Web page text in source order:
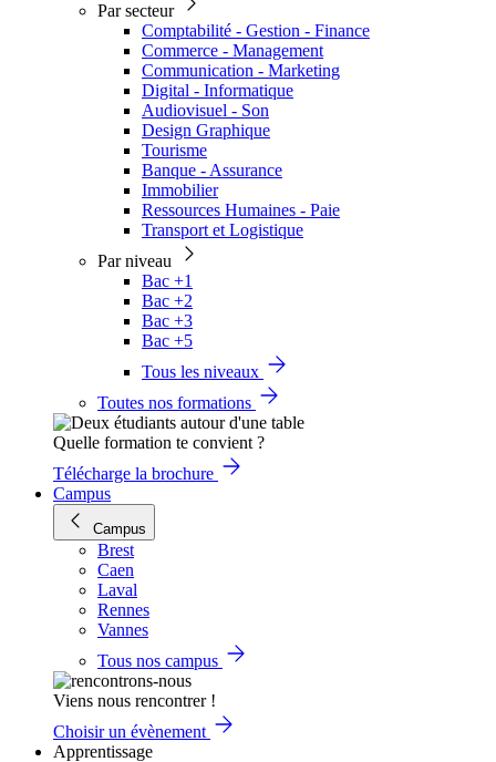
Par secteur
Comptabilité - Gestion - Finance
Commerce - Management
Communication - Marketing
Digital - Informatique
Audiovisuel - Son
Design Graphique
Tourisme
Banque - Assurance
Immobilier
Ressources Humaines - Paie
Transport et Logistique
Par niveau
Bac +1
Bac +2
Bac +3
Bac +5
Tous les niveaux
Toutes nos formations
Quelle formation te convient ?
Télécharge la brochure
Campus
Campus
Brest
Caen
Laval
Rennes
Vannes
Tous nos campus
Viens nous rencontrer !
Choisir un évènement
Apprentissage